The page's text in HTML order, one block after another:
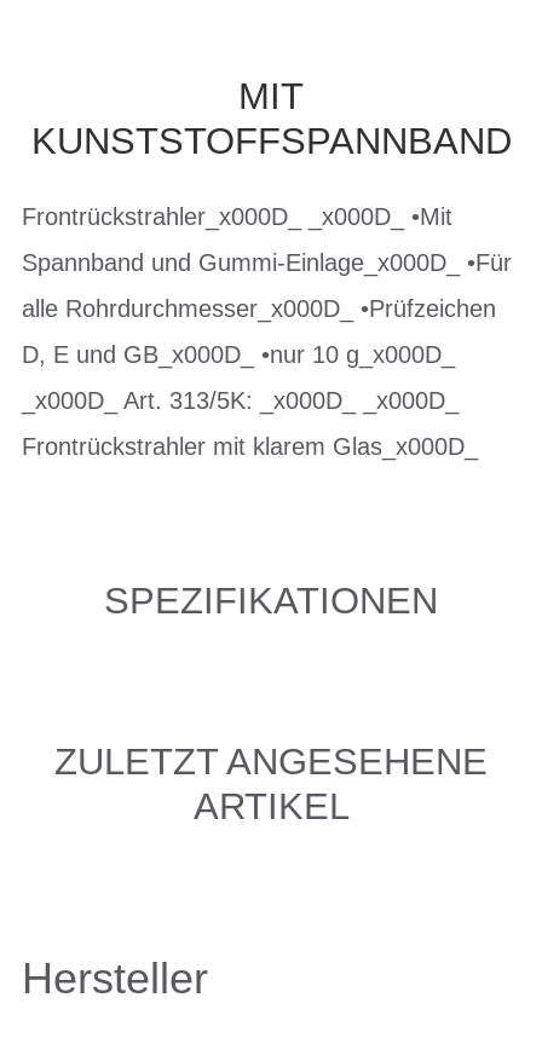
MIT
KUNSTSTOFFSPANNBAND
Frontrückstrahler_x000D_ _x000D_ •Mit
Spannband und Gummi-Einlage_x000D_ •Für
alle Rohrdurchmesser_x000D_ •Prüfzeichen
D, E und GB_x000D_ •nur 10 g_x000D_
_x000D_ Art. 313/5K: _x000D_ _x000D_
Frontrückstrahler mit klarem Glas_x000D_
SPEZIFIKATIONEN
ZULETZT ANGESEHENE
ARTIKEL
Hersteller